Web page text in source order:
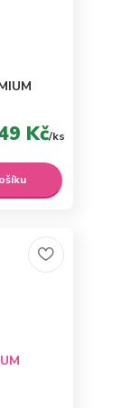
Kč/ks